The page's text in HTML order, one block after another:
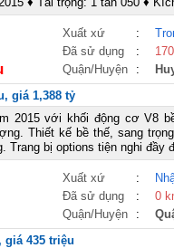
Xuất xứ :
Đã sử dụng :
Quận/Huyện :
giá 1,388 tỷ
2015 với khối động cơ V8
Thiết kế bề thế, sang
Trang bị options tiện nghi đầy
Xuất xứ :
Đã sử dụng :
0
Quận/Huyện :
giá 435 triệu